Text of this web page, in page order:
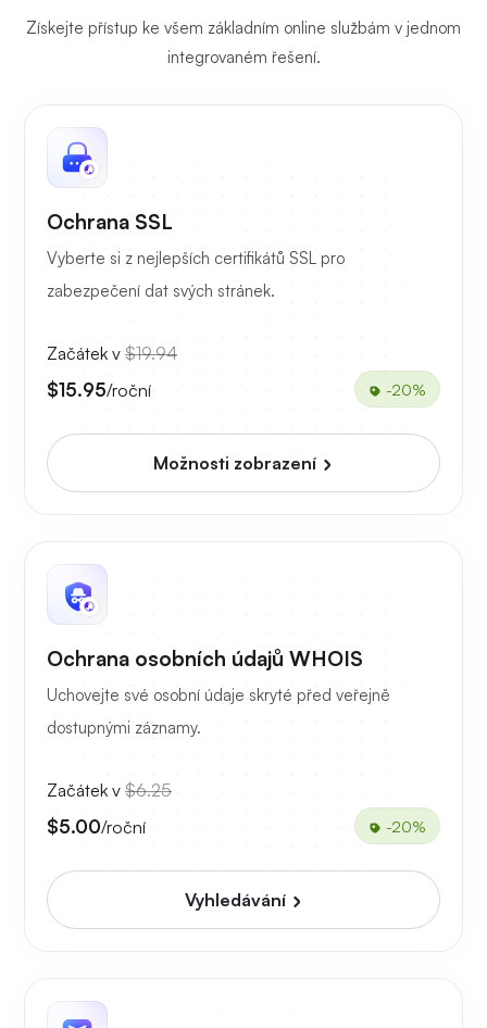
Získejte přístup ke všem základním online službám v jednom
integrovaném řešení.
Ochrana SSL
Vyberte si z nejlepších certifikátů SSL pro
zabezpečení dat svých stránek.
Začátek v $19.94
$15.95/roční -20%
Možnosti zobrazení
Ochrana osobních údajů WHOIS
Uchovejte své osobní údaje skryté před veřejně
dostupnými záznamy.
Začátek v $6.25
$5.00/roční -20%
Vyhledávání